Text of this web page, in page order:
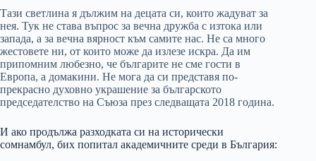
Тази светлина я дължим на децата си, които жадуват за
нея. Тук не става въпрос за вечна дружба с изтока или
запада, а за вечна вярност към самите нас. Не са много
жестовете ни, от които може да излезе искра. Да им
припомним любезно, че българите не сме гости в
Европа, а домакини. Не мога да си представя по-
прекрасно духовно украшение за българското
председателство на Съюза през следващата 2018 година.
И ако продължа разходката си на исторически
сомнамбул, бих попитал академичните среди в България: